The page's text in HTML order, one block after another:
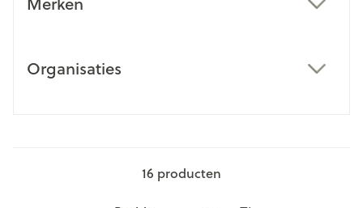
Organisaties
16 producten